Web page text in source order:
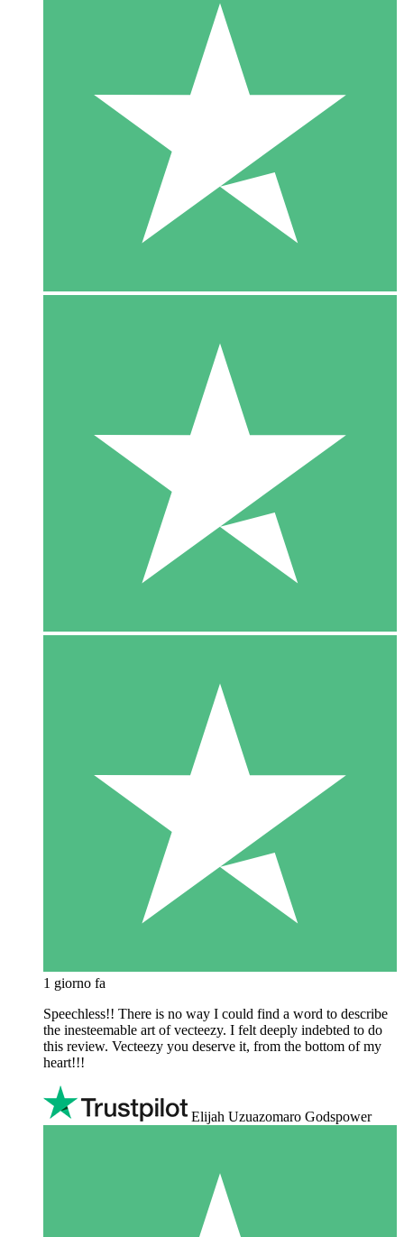
1 giorno fa
Speechless!! There is no way I could find a word to describe
the inesteemable art of vecteezy. I felt deeply indebted to do
this review. Vecteezy you deserve it, from the bottom of my
heart!!!
Elijah Uzuazomaro Godspower